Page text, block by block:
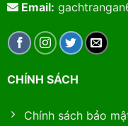
Email:
CHÍNH SÁCH
Chính sách bảo